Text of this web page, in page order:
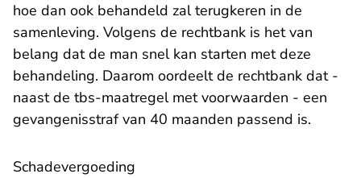
hoe dan ook behandeld zal terugkeren in de
samenleving. Volgens de rechtbank is het van
belang dat de man snel kan starten met deze
behandeling. Daarom oordeelt de rechtbank dat -
naast de tbs-maatregel met voorwaarden - een
gevangenisstraf van 40 maanden passend is.
Schadevergoeding